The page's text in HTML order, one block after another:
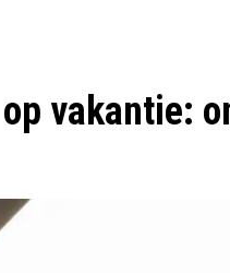
vakantie: